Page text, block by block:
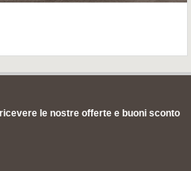
le nostre offerte e buoni sconto